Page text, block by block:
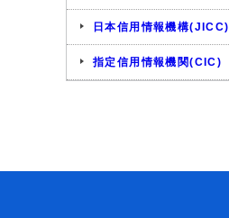
日本信用情報機構(JICC)
指定信用情報機関(CIC)